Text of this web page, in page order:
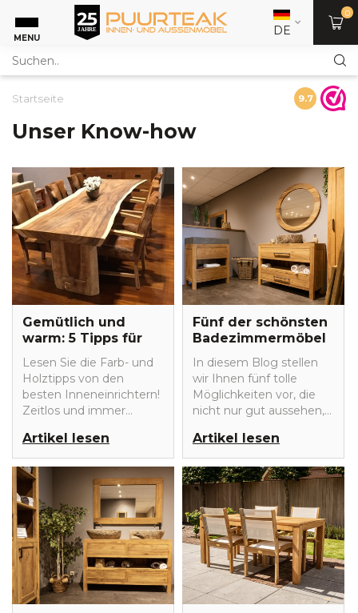
MENU DE
0
Startseite 9.7
Unser Know-how
Gemütlich und
warm: 5 Tipps für
die
Inneneinrichtung
mit Holzmöbeln
Lesen Sie die Farb- und
Holztipps von den
besten Inneneinrichtern!
Zeitlos und immer
Artikel lesen
Fünf der schönsten
Badezimmermöbel
aus Teakholz!
In diesem Blog stellen
wir Ihnen fünf tolle
Möglichkeiten vor, die
nicht nur gut aussehen,
Feuchträumen wie dem
Badezimmer auch
äußerst funktional und
langlebig sind. Finden Sie
heraus, warum Teakholz
eine gute Wahl für Ihr
Badezimmer ist, und
lassen Sie sich von
unserer Top-Auswahl
inspirieren!
Artikel lesen